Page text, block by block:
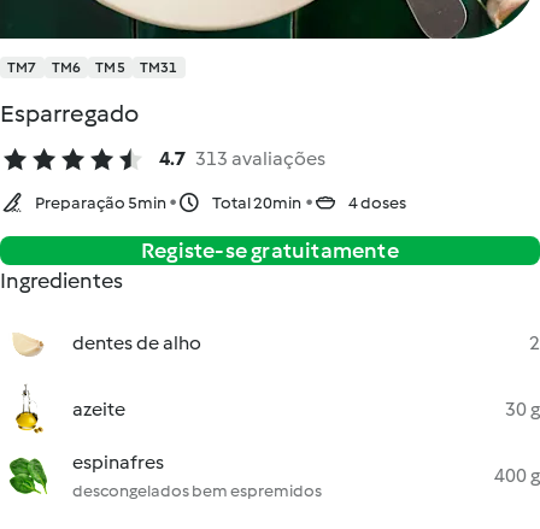
TM7 TM6 TM5 TM31
Esparregado
4.7 313 avaliações
Preparação 5min Total 20min 4 doses
Registe-se gratuitamente
Ingredientes
dentes de alho 2
azeite 30 g
espinafres
descongelados bem espremidos
400 g